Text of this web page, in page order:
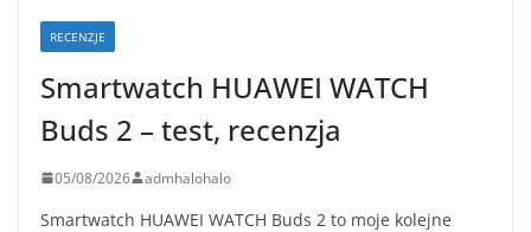
RECENZJE
Smartwatch HUAWEI WATCH
Buds 2 – test, recenzja
05/08/2026 admhalohalo
Smartwatch HUAWEI WATCH Buds 2 to moje kolejne